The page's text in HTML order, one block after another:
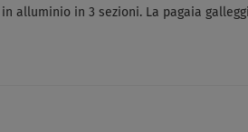
alluminio in 3 sezioni. La pagaia